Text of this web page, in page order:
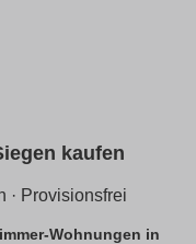
kaufen
· Provisionsfrei
Wohnungen in